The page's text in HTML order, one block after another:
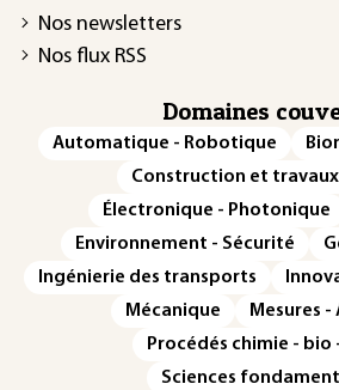
Nos newsletters
Nos flux RSS
Domaines
Automatique - Robotique
Construction et
Électronique - Photonique
Environnement - Sécurité
Ingénierie des transports
Mécanique
Mesures -
Procédés chimie - bio
Sciences